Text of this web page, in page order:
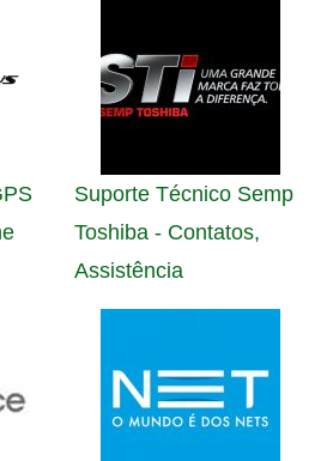
Suporte Técnico Semp
Toshiba - Contatos,
Assistência